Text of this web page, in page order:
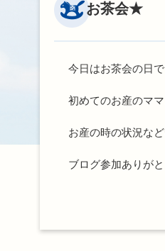
お茶会★
今日はお茶会の日
初めてのお産のマ
お産の時の状況な
ブログ参加ありが